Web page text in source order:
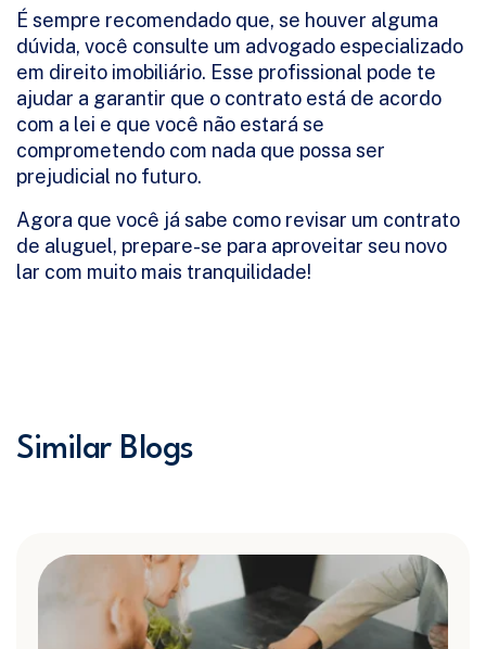
É sempre recomendado que, se houver alguma
dúvida, você consulte um advogado especializado
em direito imobiliário. Esse profissional pode te
ajudar a garantir que o contrato está de acordo
com a lei e que você não estará se
comprometendo com nada que possa ser
prejudicial no futuro.
Agora que você já sabe como revisar um contrato
de aluguel, prepare-se para aproveitar seu novo
lar com muito mais tranquilidade!
Similar Blogs